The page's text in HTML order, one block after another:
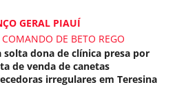
GERAL PIAUÍ
DE BETO REGO
solta dona de clínica presa por
de venda de canetas
irregulares em Teresina